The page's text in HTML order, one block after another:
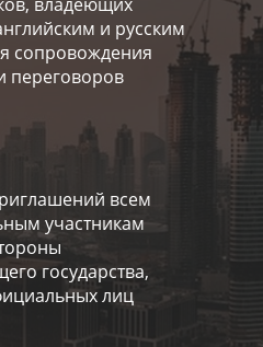
и русским
сопровождения
переговоров
всем
участникам
государства,
лиц